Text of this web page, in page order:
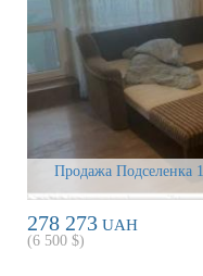
Продажа Подселенка
278 273 UAH
(6 500 $)